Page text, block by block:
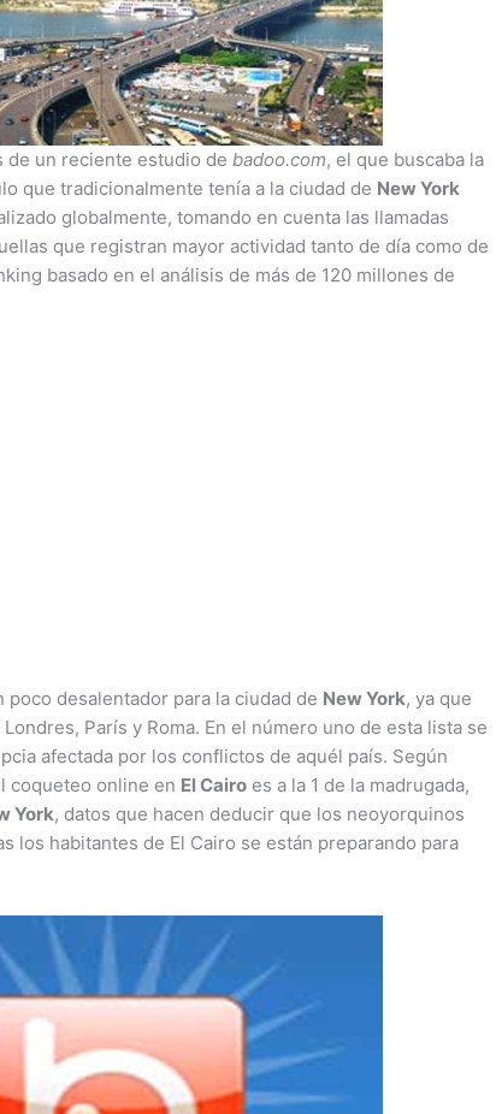
de un reciente estudio debadoo.com, el que buscaba la
que tradicionalmente tenía a la ciudad de New York
globalmente, tomando en cuenta las llamadas
que registran mayor actividad tanto de día como de
basado en el análisis de más de 120 millones de
desalentador para la ciudad de New York, ya que
París y Roma. En el número uno de esta lista se
afectada por los conflictos de aquél país. Según
coqueteo online en El Cairo es a la 1 de la madrugada,
York, datos que hacen deducir que los neoyorquinos
los habitantes de El Cairo se están preparando para